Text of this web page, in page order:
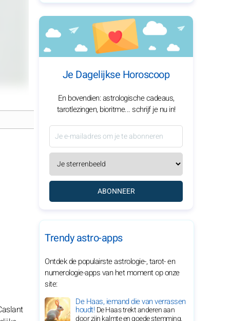
Je Dagelijkse Horoscoop
En bovendien: astrologische cadeaus,
tarotlezingen, bioritme... schrijf je nu in!
ABONNEER
Trendy astro-apps
Ontdek de populairste astrologie-, tarot- en
numerologie-apps van het moment op onze
site:
De Haas, iemand die van verrassen
houdt!De Haas trekt anderen aan
door zijn kalmte en goede stemming.